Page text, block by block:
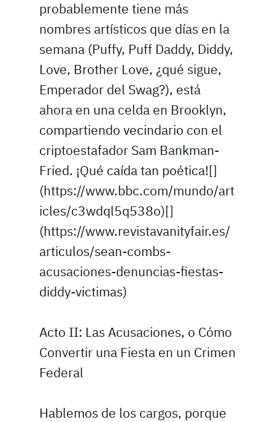
probablemente tiene más
nombres artísticos que días en la
semana (Puffy, Puff Daddy, Diddy,
Love, Brother Love, ¿qué sigue,
Emperador del Swag?), está
ahora en una celda en Brooklyn,
compartiendo vecindario con el
criptoestafador Sam Bankman-
Fried. ¡Qué caída tan poética![]
(https://www.bbc.com/mundo/art
icles/c3wdql5q538o)[]
(https://www.revistavanityfair.es/
articulos/sean-combs-
acusaciones-denuncias-fiestas-
diddy-victimas)
Acto II: Las Acusaciones, o Cómo
Convertir una Fiesta en un Crimen
Federal
Hablemos de los cargos, porque